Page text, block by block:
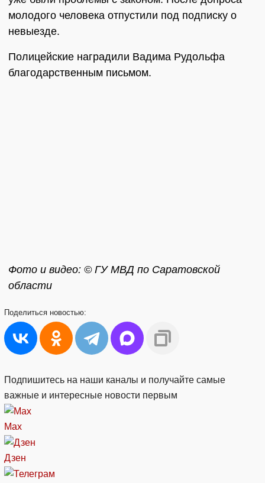
молодого человека отпустили под подписку о
невыезде.
Полицейские наградили Вадима Рудольфа
благодарственным письмом.
Фото и видео: © ГУ МВД по Саратовской
области
Поделиться новостью:
Подпишитесь на наши каналы и получайте самые
важные и интересные новости первым
Max
Дзен